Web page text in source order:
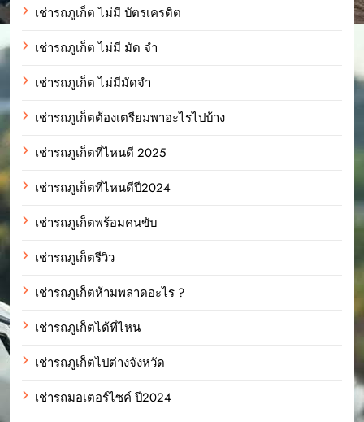
เช่ารถภูเก็ต ไม่มี บัตรเครดิต
เช่ารถภูเก็ต ไม่มี มัด จํา
เช่ารถภูเก็ต ไม่มีมัดจำ
เช่ารถภูเก็ตต้องเตรียมพาอะไรไปบ้าง
เช่ารถภูเก็ตที่ไหนดี 2025
เช่ารถภูเก็ตที่ไหนดีปี2024
เช่ารถภูเก็ตพร้อมคนขับ
เช่ารถภูเก็ตรีวิว
เช่ารถภูเก็ตห้ามพลาดอะไร ?
เช่ารถภูเก็ตได้ที่ไหน
เช่ารถภูเก็ตไปต่างจังหวัด
เช่ารถมอเตอร์ไซค์ ปี2024